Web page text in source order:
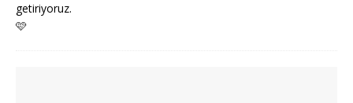
getiriyoruz.
🩷